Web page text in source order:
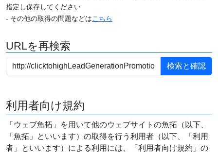
指定し保存してください
- その他の取得の問題などはこちら
URLを再検索
利用者向け規約
「ウェブ魚拓」を用いて他のウェブサイトの魚拓（以下、
「魚拓」といいます）の取得を行う利用者（以下、「利用
者」といいます）による利用には、「利用者向け規約」の